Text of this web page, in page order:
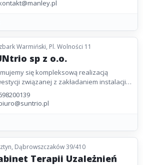
Warmiński, Pl. Wolności 11
sp z o.o.
się kompleksową realizacją
związanej z zakładaniem instalacji
począwszy od fazy
przez...
Dąbrowszczaków 39/410
Terapii Uzależnień